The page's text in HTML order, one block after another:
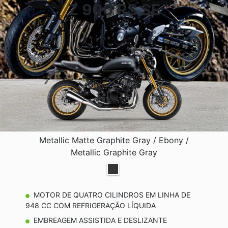
Z 900 RS SE
Metallic Matte Graphite Gray / Ebony /
Metallic Graphite Gray
MOTOR DE QUATRO CILINDROS EM LINHA DE
948 CC COM REFRIGERAÇÃO LÍQUIDA
EMBREAGEM ASSISTIDA E DESLIZANTE